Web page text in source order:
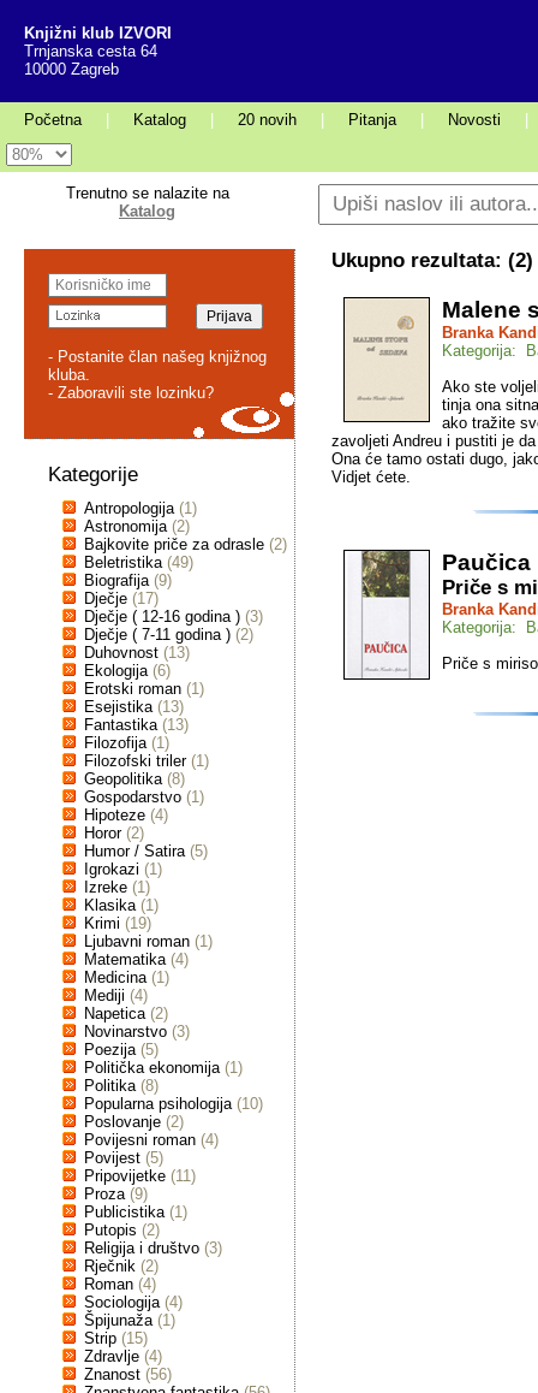
Knjižni klub IZVORI
Trnjanska cesta 64
10000 Zagreb
Početna Katalog 20 novih Pitanja Novosti
Trenutno se nalazite na
Katalog
- Postanite član našeg knjižnog
kluba.
- Zaboravili ste lozinku?
Kategorije
Antropologija (1)
Astronomija (2)
Bajkovite priče za odrasle (2)
Beletristika (49)
Biografija (9)
Dječje (17)
Dječje ( 12-16 godina ) (3)
Dječje ( 7-11 godina ) (2)
Duhovnost (13)
Ekologija (6)
Erotski roman (1)
Esejistika (13)
Fantastika (13)
Filozofija (1)
Filozofski triler (1)
Geopolitika (8)
Gospodarstvo (1)
Hipoteze (4)
Horor (2)
Humor / Satira (5)
Igrokazi (1)
Izreke (1)
Klasika (1)
Krimi (19)
Ljubavni roman (1)
Matematika (4)
Medicina (1)
Mediji (4)
Napetica (2)
Novinarstvo (3)
Poezija (5)
Politička ekonomija (1)
Politika (8)
Popularna psihologija (10)
Poslovanje (2)
Povijesni roman (4)
Povijest (5)
Pripovijetke (11)
Proza (9)
Publicistika (1)
Putopis (2)
Religija i društvo (3)
Rječnik (2)
Roman (4)
Sociologija (4)
Špijunaža (1)
Strip (15)
Zdravlje (4)
Znanost (56)
Ukupno rezultata: (2)
Malene
Branka
Kategorija:
Ako ste
tinja ona
ako tražite
zavoljeti Andreu i pustiti je
Ona će tamo ostati dugo,
Vidjet ćete.
Paučica
Priče s
Branka
Kategorija:
Priče s